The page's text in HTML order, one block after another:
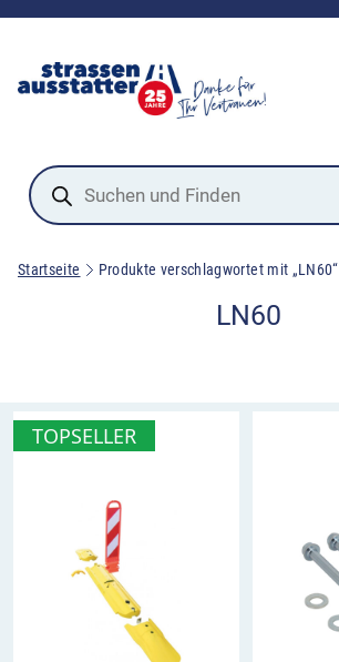
Products
search
Startseite Produkte verschlagwortet mit „LN60“
LN60
TOPSELLER